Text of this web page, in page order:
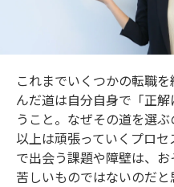
これまでいくつかの転職
んだ道は自分自身で「正
うこと。なぜその道を選
以上は頑張っていくプロ
で出会う課題や障壁は、お
苦しいものではないのだと